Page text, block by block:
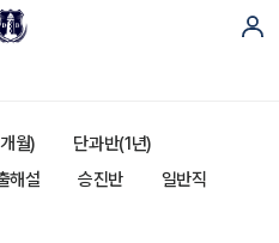
월)
단과반(1년)
해설 승진반
일반직